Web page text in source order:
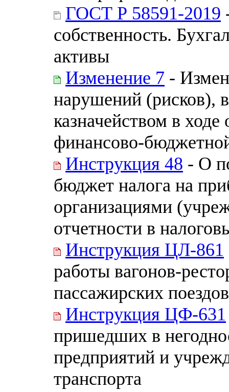
ГОСТ Р 58591-2019
собственность.
активы
Изменение 7 -
нарушений (рисков),
казначейством в
финансово-
Инструкция 48 - О
бюджет налога на
организациями
отчетности в
Инструкция ЦЛ-861
работы вагонов-
пассажирских
Инструкция ЦФ-631
пришедших в
предприятий и
транспорта